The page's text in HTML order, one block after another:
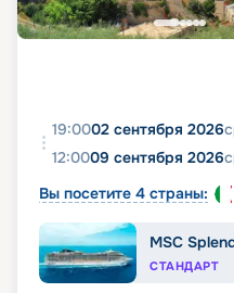
19:0002 сентября 2026
12:0009 сентября 2026
Вы посетите 4 страны:
MSC
СТАНДАРТ